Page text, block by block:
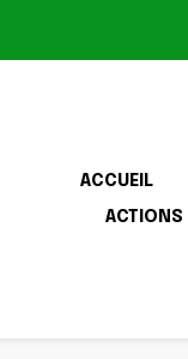
ACCUEIL
ACTIONS